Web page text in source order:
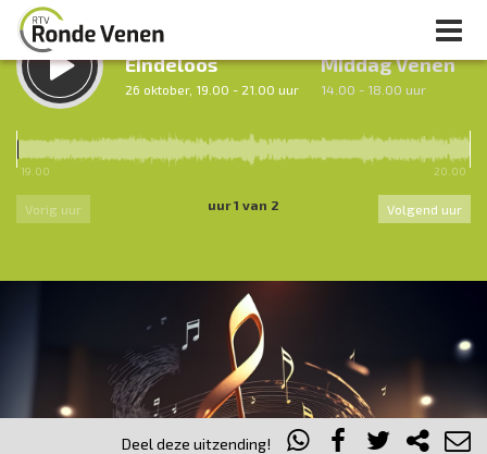
LUISTER TERUG:
Eindeloos
26 oktober, 19.00 - 21.00 uur
Middag Venen
14.00 - 18.00 uur
19.00 20.00
Vorig uur uur 1 van 2 Volgend uur
Deel deze uitzending!